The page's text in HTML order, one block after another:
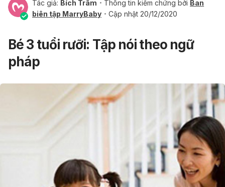
Tác giả: Bích Trâm Thông tin kiểm chứng bởi Ban
biên tập MarryBaby
Cập nhật 20/12/2020
Bé 3 tuổi rưỡi: Tập nói theo ngữ
pháp